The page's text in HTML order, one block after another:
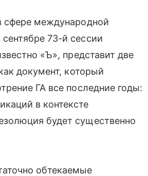
сфере международной
73-й сессии
«Ъ», представит две
документ, который
ГА все последние годы:
в контексте
будет существенно
обтекаемые